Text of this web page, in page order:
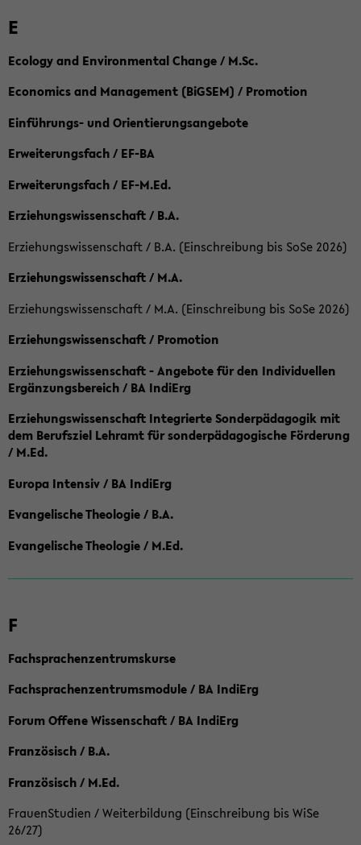
E
Ecology and Environmental Change / M.Sc.
Economics and Management (BiGSEM) / Promotion
Einführungs- und Orientierungsangebote
Erweiterungsfach / EF-BA
Erweiterungsfach / EF-M.Ed.
Erziehungswissenschaft / B.A.
Erziehungswissenschaft / B.A. (Einschreibung bis SoSe 2026)
Erziehungswissenschaft / M.A.
Erziehungswissenschaft / M.A. (Einschreibung bis SoSe 2026)
Erziehungswissenschaft / Promotion
Erziehungswissenschaft - Angebote für den Individuellen
Ergänzungsbereich / BA IndiErg
Erziehungswissenschaft Integrierte Sonderpädagogik mit
dem Berufsziel Lehramt für sonderpädagogische Förderung
/ M.Ed.
Europa Intensiv / BA IndiErg
Evangelische Theologie / B.A.
Evangelische Theologie / M.Ed.
F
Fachsprachenzentrumskurse
Fachsprachenzentrumsmodule / BA IndiErg
Forum Offene Wissenschaft / BA IndiErg
Französisch / B.A.
Französisch / M.Ed.
FrauenStudien / Weiterbildung (Einschreibung bis WiSe
26/27)